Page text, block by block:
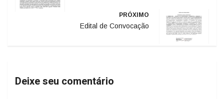
PRÓXIMO
Edital de Convocação
Deixe seu comentário